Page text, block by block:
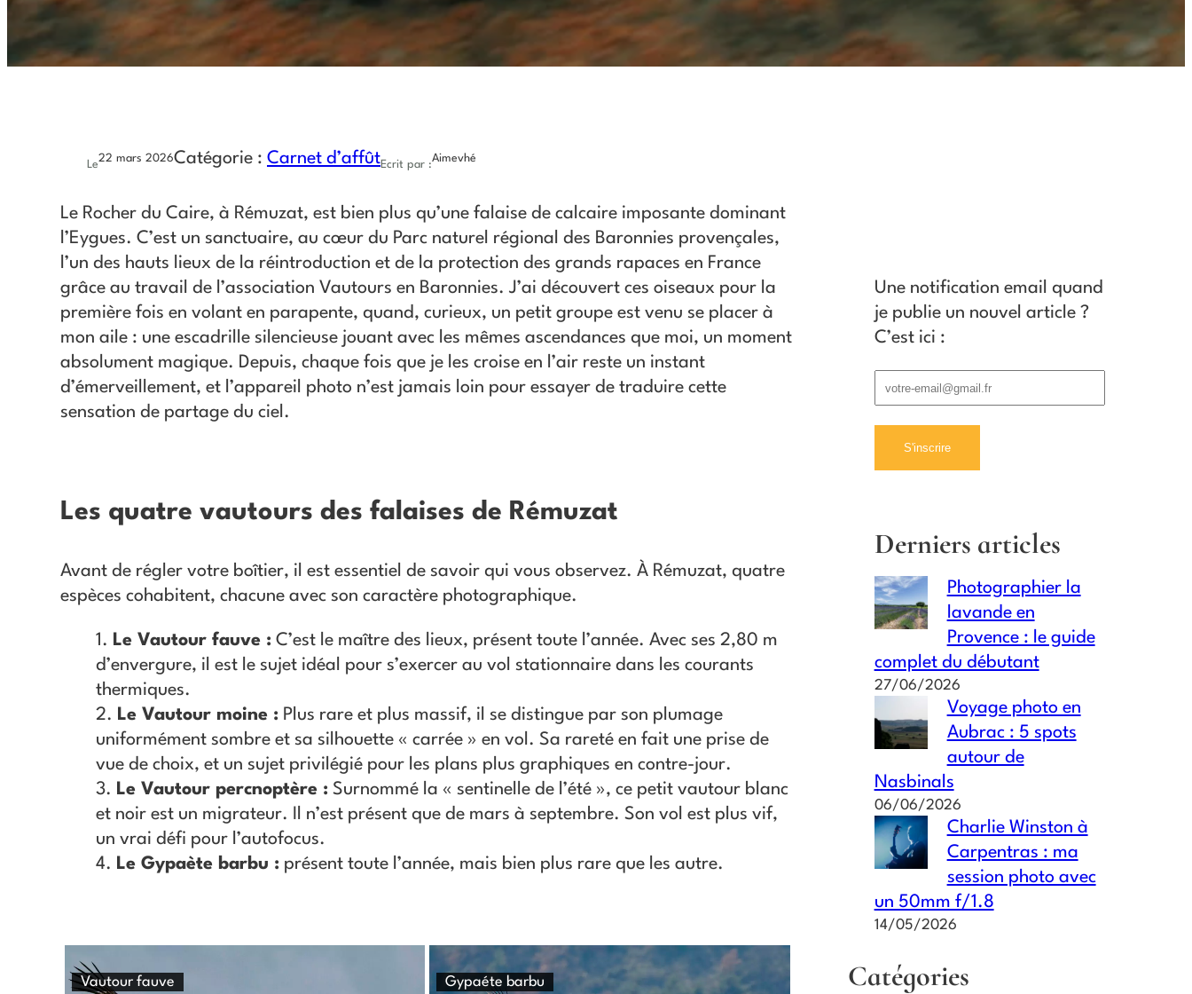
Le
22 mars 2026Catégorie : Carnet d’affûtEcrit par :
Aimevhé
Le Rocher du Caire, à Rémuzat, est bien plus qu’une falaise de calcaire imposante dominant
l’Eygues. C’est un sanctuaire, au cœur du Parc naturel régional des Baronnies provençales,
l’un des hauts lieux de la réintroduction et de la protection des grands rapaces en France
grâce au travail de l’association Vautours en Baronnies. J’ai découvert ces oiseaux pour la
première fois en volant en parapente, quand, curieux, un petit groupe est venu se placer à
mon aile : une escadrille silencieuse jouant avec les mêmes ascendances que moi, un moment
absolument magique. Depuis, chaque fois que je les croise en l’air reste un instant
d’émerveillement, et l’appareil photo n’est jamais loin pour essayer de traduire cette
sensation de partage du ciel.​
Les quatre vautours des falaises de Rémuzat
Avant de régler votre boîtier, il est essentiel de savoir qui vous observez. À Rémuzat, quatre
espèces cohabitent, chacune avec son caractère photographique.​
Le Vautour fauve : C’est le maître des lieux, présent toute l’année. Avec ses 2,80 m
d’envergure, il est le sujet idéal pour s’exercer au vol stationnaire dans les courants
thermiques.​
Le Vautour moine : Plus rare et plus massif, il se distingue par son plumage
uniformément sombre et sa silhouette « carrée » en vol. Sa rareté en fait une prise de
vue de choix, et un sujet privilégié pour les plans plus graphiques en contre-jour.​
Le Vautour percnoptère : Surnommé la « sentinelle de l’été », ce petit vautour blanc
et noir est un migrateur. Il n’est présent que de mars à septembre. Son vol est plus vif,
un vrai défi pour l’autofocus.​
Le Gypaète barbu : présent toute l’année, mais bien plus rare que les autre.
Vautour fauve Gypaéte barbu
Une notification email quand
je publie un nouvel article ?
C’est ici :
Derniers articles
Photographier la
lavande en
Provence : le guide
complet du débutant
27/06/2026
Voyage photo en
Aubrac : 5 spots
autour de
Nasbinals
06/06/2026
Charlie Winston à
Carpentras : ma
session photo avec
un 50mm f/1.8
14/05/2026
Catégories